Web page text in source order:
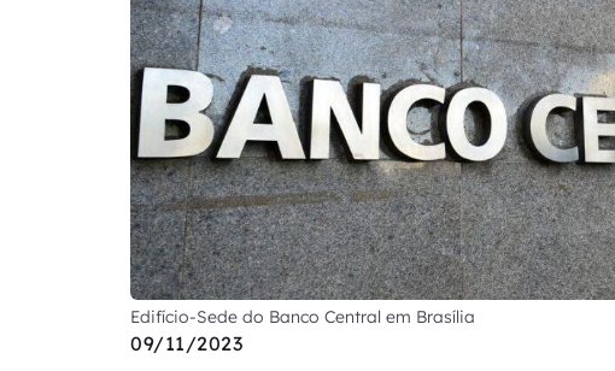
Edifício-Sede do Banco Central em Brasília
09/11/2023